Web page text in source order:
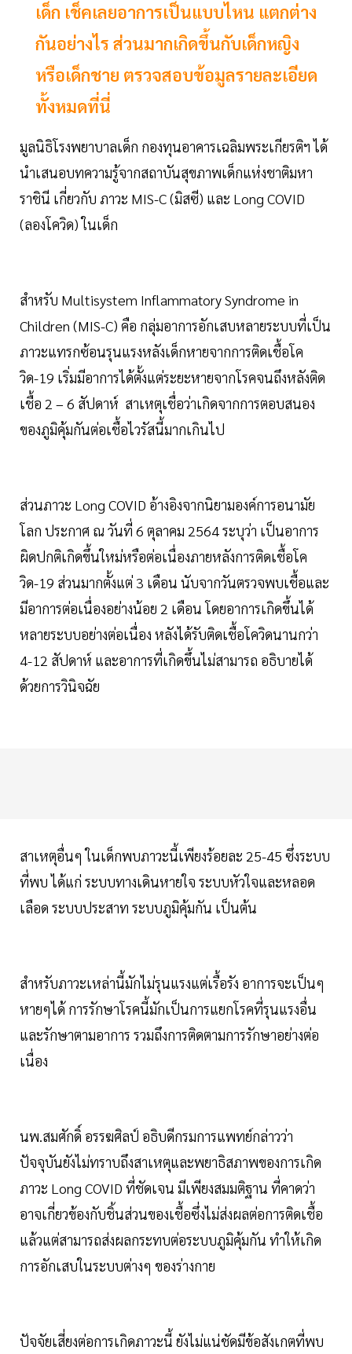
เด็ก เช็คเลยอาการเป็นแบบไหน แตกต่าง
กันอย่างไร ส่วนมากเกิดขึ้นกับเด็กหญิง
หรือเด็กชาย ตรวจสอบข้อมูลรายละเอียด
ทั้งหมดที่นี่
มูลนิธิโรงพยาบาลเด็ก กองทุนอาคารเฉลิมพระเกียรติฯ ได้
นำเสนอบทความรู้จากสถาบันสุขภาพเด็กแห่งชาติมหา
ราชินี เกี่ยวกับ ภาวะ MIS-C (มิสซี) และ Long COVID
(ลองโควิด) ในเด็ก
สำหรับ Multisystem Inflammatory Syndrome in
Children (MIS-C) คือ กลุ่มอาการอักเสบหลายระบบที่เป็น
ภาวะแทรกซ้อนรุนแรงหลังเด็กหายจากการติดเชื้อโค
วิด-19 เริ่มมีอาการได้ตั้งแต่ระยะหายจากโรคจนถึงหลังติด
เชื้อ 2 – 6 สัปดาห์ สาเหตุเชื่อว่าเกิดจากการตอบสนอง
ของภูมิคุ้มกันต่อเชื้อไวรัสนี้มากเกินไป
ส่วนภาวะ Long COVID อ้างอิงจากนิยามองค์การอนามัย
โลก ประกาศ ณ วันที่ 6 ตุลาคม 2564 ระบุว่า เป็นอาการ
ผิดปกติเกิดขึ้นใหม่หรือต่อเนื่องภายหลังการติดเชื้อโค
วิด-19 ส่วนมากตั้งแต่ 3 เดือน นับจากวันตรวจพบเชื้อและ
มีอาการต่อเนื่องอย่างน้อย 2 เดือน โดยอาการเกิดขึ้นได้
หลายระบบอย่างต่อเนื่อง หลังได้รับติดเชื้อโควิดนานกว่า
4-12 สัปดาห์ และอาการที่เกิดขึ้นไม่สามารถ อธิบายได้
ด้วยการวินิจฉัย
สาเหตุอื่นๆ ในเด็กพบภาวะนี้เพียงร้อยละ 25-45 ซึ่งระบบ
ที่พบ ได้แก่ ระบบทางเดินหายใจ ระบบหัวใจและหลอด
เลือด ระบบประสาท ระบบภูมิคุ้มกัน เป็นต้น
สำหรับภาวะเหล่านี้มักไม่รุนแรงแต่เรื้อรัง อาการจะเป็นๆ
หายๆได้ การรักษาโรคนี้มักเป็นการแยกโรคที่รุนแรงอื่น
และรักษาตามอาการ รวมถึงการติดตามการรักษาอย่างต่อ
เนื่อง
นพ.สมศักดิ์ อรรฆศิลป์ อธิบดีกรมการแพทย์กล่าวว่า
ปัจจุบันยังไม่ทราบถึงสาเหตุและพยาธิสภาพของการเกิด
ภาวะ Long COVID ที่ชัดเจน มีเพียงสมมติฐาน ที่คาดว่า
อาจเกี่ยวข้องกับชิ้นส่วนของเชื้อซึ่งไม่ส่งผลต่อการติดเชื้อ
แล้วแต่สามารถส่งผลกระทบต่อระบบภูมิคุ้มกัน ทำให้เกิด
การอักเสบในระบบต่างๆ ของร่างกาย
ปัจจัยเสี่ยงต่อการเกิดภาวะนี้ ยังไม่แน่ชัดมีข้อสังเกตที่พบ